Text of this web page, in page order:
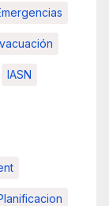
IASN